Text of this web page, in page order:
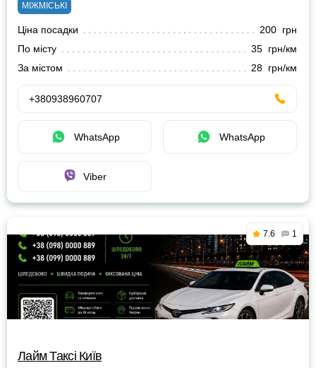
МІЖМІСЬКІ
Ціна посадки
200 грн
По місту
35 грн/км
За містом
28 грн/км
+380938960707
WhatsApp WhatsApp
Viber
7.6 1
Лайм Таксі Київ